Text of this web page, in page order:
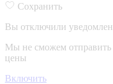
Сохранить
Вы отключили
Мы не сможем отправить
цены
Включить